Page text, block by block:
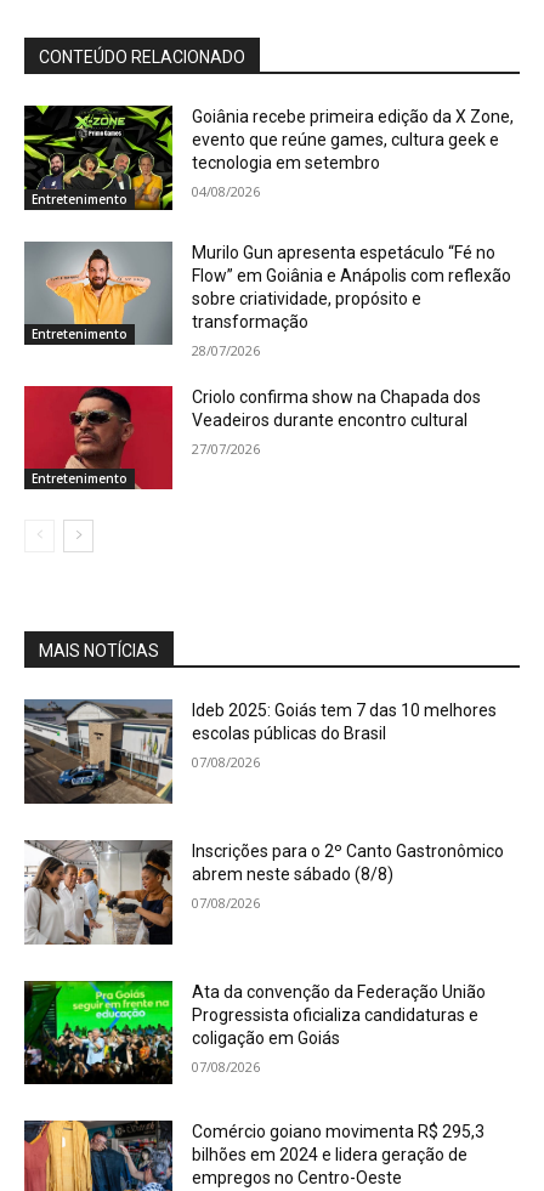
CONTEÚDO RELACIONADO
Entretenimento
Goiânia recebe primeira edição da X Zone,
evento que reúne games, cultura geek e
tecnologia em setembro
04/08/2026
Entretenimento
Murilo Gun apresenta espetáculo “Fé no
Flow” em Goiânia e Anápolis com reflexão
sobre criatividade, propósito e
transformação
28/07/2026
Entretenimento
Criolo confirma show na Chapada dos
Veadeiros durante encontro cultural
27/07/2026
MAIS NOTÍCIAS
Ideb 2025: Goiás tem 7 das 10 melhores
escolas públicas do Brasil
07/08/2026
Inscrições para o 2º Canto Gastronômico
abrem neste sábado (8/8)
07/08/2026
Ata da convenção da Federação União
Progressista oficializa candidaturas e
coligação em Goiás
07/08/2026
Comércio goiano movimenta R$ 295,3
bilhões em 2024 e lidera geração de
empregos no Centro-Oeste